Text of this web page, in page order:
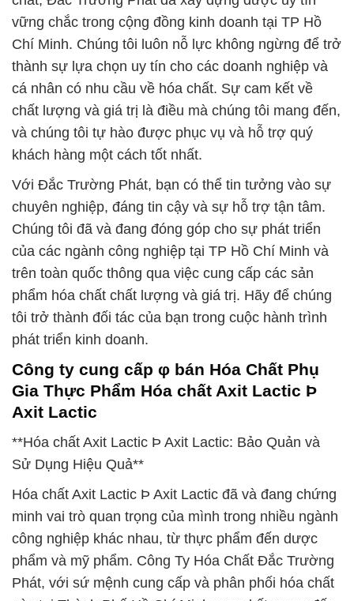
vững chắc trong cộng đồng kinh doanh tại TP Hồ
Chí Minh. Chúng tôi luôn nỗ lực không ngừng để trở
thành sự lựa chọn uy tín cho các doanh nghiệp và
cá nhân có nhu cầu về hóa chất. Sự cam kết về
chất lượng và giá trị là điều mà chúng tôi mang đến,
và chúng tôi tự hào được phục vụ và hỗ trợ quý
khách hàng một cách tốt nhất.
Với Đắc Trường Phát, bạn có thể tin tưởng vào sự
chuyên nghiệp, đáng tin cậy và sự hỗ trợ tận tâm.
Chúng tôi đã và đang đóng góp cho sự phát triển
của các ngành công nghiệp tại TP Hồ Chí Minh và
trên toàn quốc thông qua việc cung cấp các sản
phẩm hóa chất chất lượng và giá trị. Hãy để chúng
tôi trở thành đối tác của bạn trong cuộc hành trình
phát triển kinh doanh.
Công ty cung cấp φ bán Hóa Chất Phụ
Gia Thực Phẩm Hóa chất Axit Lactic Þ
Axit Lactic
**Hóa chất Axit Lactic Þ Axit Lactic: Bảo Quản và
Sử Dụng Hiệu Quả**
Hóa chất Axit Lactic Þ Axit Lactic đã và đang chứng
minh vai trò quan trọng của mình trong nhiều ngành
công nghiệp khác nhau, từ thực phẩm đến dược
phẩm và mỹ phẩm. Công Ty Hóa Chất Đắc Trường
Phát, với sứ mệnh cung cấp và phân phối hóa chất